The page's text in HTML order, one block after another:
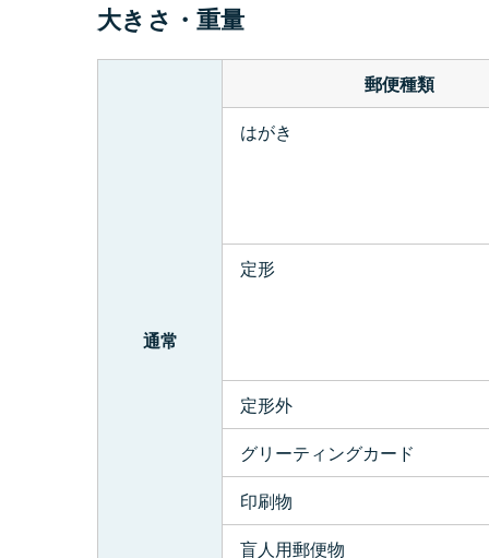
大きさ・重量
通常
郵便種類
はがき
定形
定形外
グリーティングカード
印刷物
盲人用郵便物